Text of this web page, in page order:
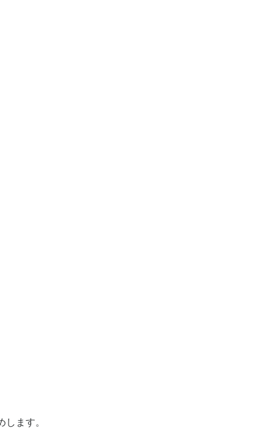
します。